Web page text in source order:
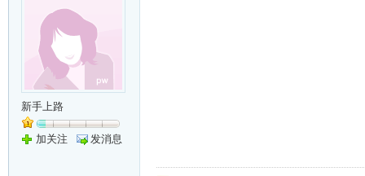
新手上路
加关注 发消息